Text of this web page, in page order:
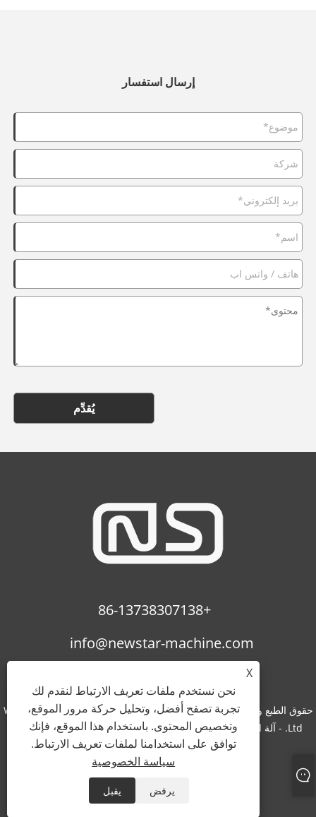
إرسال استفسار
يُقدِّم
+86-13738307138
info@newstar-machine.com
حقوق الطبع والنشر © 2022 Wenzhou Feihua Printing Machinery Co.,
Ltd. - آلة الترقق، آلة الطلاء بالأشعة فوق البنفسجية، فيلم Bopp - جميع
الحقوق محفوظة.
RSS
XML سياسة الخصوصية
X
نحن نستخدم ملفات تعريف الارتباط لنقدم لك
تجربة تصفح أفضل، وتحليل حركة مرور الموقع،
وتخصيص المحتوى. باستخدام هذا الموقع، فإنك
توافق على استخدامنا لملفات تعريف الارتباط.
سياسة الخصوصية
يرفض يقبل